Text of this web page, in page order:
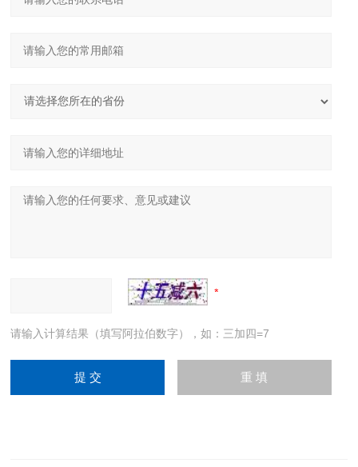
请输入计算结果（填写阿拉伯数字），如：三加四=7